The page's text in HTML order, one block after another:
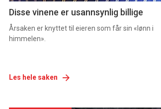
Disse vinene er usannsynlig billige
Årsaken er knyttet til eieren som får sin «lønn i
himmelen».
Les hele saken